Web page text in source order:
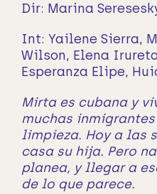
Dir: Marina
Int: Yailene Sierra,
Wilson, Elena
Esperanza Elipe,
Mirta es cubana y
muchas
limpieza. Hoy a las
casa su hija. Pero
planea, y llegar a
de lo que parece.